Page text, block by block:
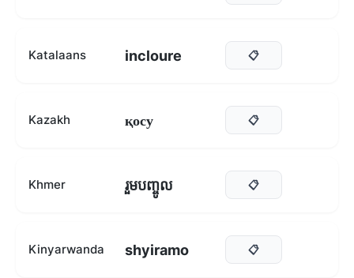
Katalaans incloure 📋
Kazakh қосу 📋
Khmer រួមបញ្ចូល 📋
Kinyarwanda shyiramo 📋